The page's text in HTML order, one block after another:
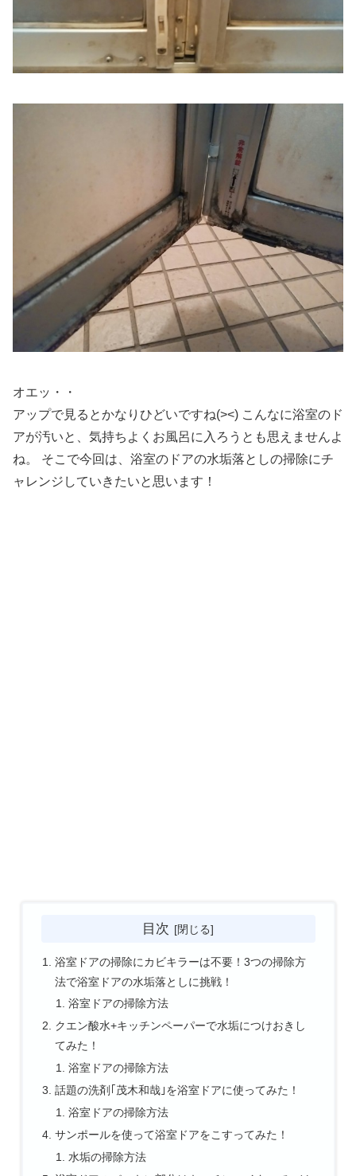
オエッ・・
アップで見るとかなりひどいですね(><) こんなに浴室のド
アが汚いと、気持ちよくお風呂に入ろうとも思えませんよ
ね。 そこで今回は、 浴室のドアの水垢落としの掃除にチ
ャレンジ していきたいと思います！
目次
浴室ドアの掃除にカビキラーは不要！3つの掃除方
法で浴室ドアの水垢落としに挑戦！
浴室ドアの掃除方法
クエン酸水+キッチンペーパーで水垢につけおきし
てみた！
浴室ドアの掃除方法
話題の洗剤｢茂木和哉｣を浴室ドアに使ってみた！
浴室ドアの掃除方法
サンポールを使って浴室ドアをこすってみた！
水垢の掃除方法